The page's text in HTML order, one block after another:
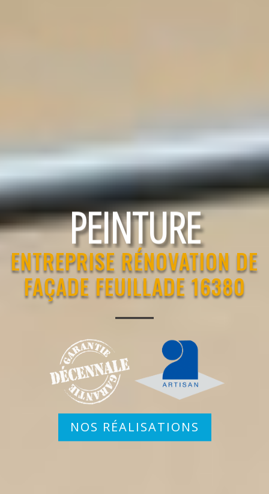
RAVALEMENT
ENTREPRISE RÉNOVATION DE
FAÇADE FEUILLADE 16380
NOS RÉALISATIONS